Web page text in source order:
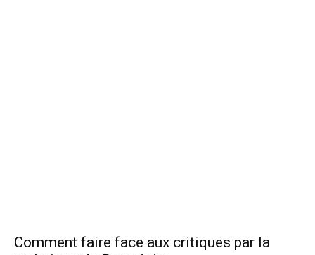
Comment faire face aux critiques par la